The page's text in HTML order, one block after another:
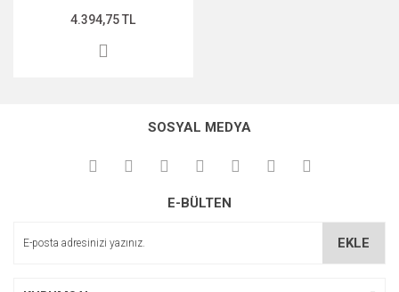
4.394,75 TL
SOSYAL MEDYA
E-BÜLTEN
EKLE